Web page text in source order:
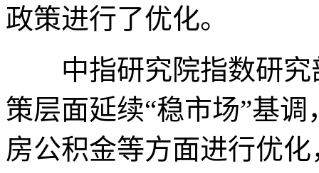
政策进行了优化。
中指研究院指数研究
策层面延续“稳市场”基
房公积金等方面进行优